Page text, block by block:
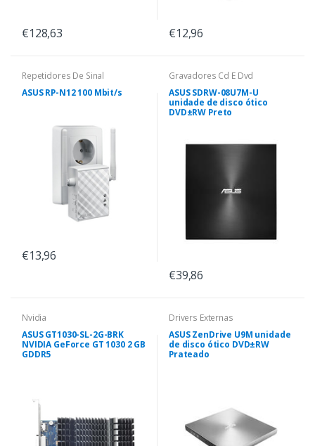
€128,63 €12,96
Repetidores De Sinal
ASUS RP-N12 100 Mbit/s
€13,96
Gravadores Cd E Dvd
ASUS SDRW-08U7M-U
unidade de disco ótico
DVD±RW Preto
€39,86
Nvidia
ASUS GT1030-SL-2G-BRK
NVIDIA GeForce GT 1030 2 GB
GDDR5
Drivers Externas
ASUS ZenDrive U9M unidade
de disco ótico DVD±RW
Prateado